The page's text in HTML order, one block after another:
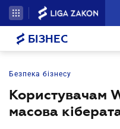
БІЗНЕС
Безпека бізнесу
Користувачам
масова